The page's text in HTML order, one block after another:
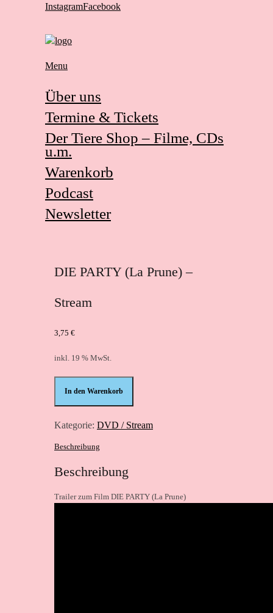
InstagramFacebook
Menu
Über uns
Termine & Tickets
Der Tiere Shop – Filme, CDs
u.m.
Warenkorb
Podcast
Newsletter
DIE PARTY (La Prune) –
Stream
3,75 €
inkl. 19 % MwSt.
PARTY
(La
Prune)
Stream
In den Warenkorb
Kategorie: DVD / Stream
Beschreibung
Beschreibung
Trailer zum Film DIE PARTY (La Prune)